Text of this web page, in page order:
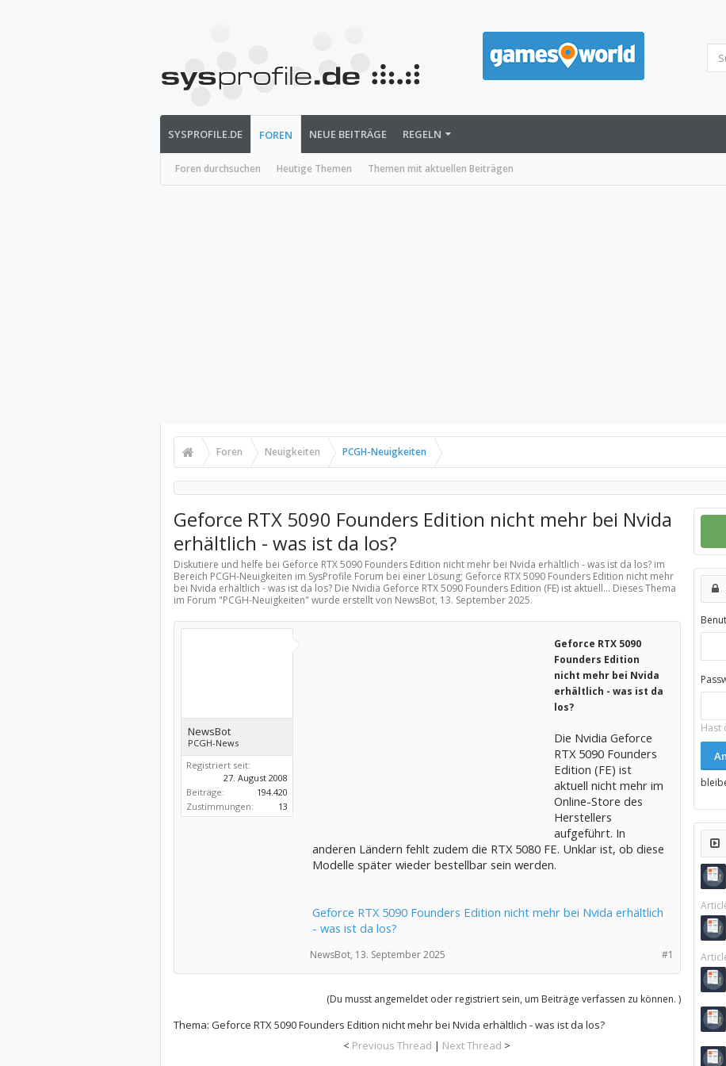
SYSPROFILE.DE FOREN
Foren durchsuchen Heutige Themen Themen mit aktuellen Beiträgen
NEUE BEITRÄGE REGELN
Foren Neuigkeiten PCGH-Neuigkeiten
Geforce RTX 5090 Founders Edition nicht mehr bei Nvida
erhältlich - was ist da los?
Diskutiere und helfe bei Geforce RTX 5090 Founders Edition nicht mehr bei Nvida erhältlich - was ist da los? im
Bereich PCGH-Neuigkeiten im SysProfile Forum bei einer Lösung; Geforce RTX 5090 Founders Edition nicht mehr
bei Nvida erhältlich - was ist da los? Die Nvidia Geforce RTX 5090 Founders Edition (FE) ist aktuell... Dieses Thema
im Forum "PCGH-Neuigkeiten" wurde erstellt von NewsBot, 13. September 2025.
NewsBot
PCGH-News
Registriert seit:
27. August 2008
Beiträge:
194.420
Zustimmungen:
13
Geforce RTX 5090
Founders Edition
nicht mehr bei Nvida
erhältlich - was ist da
los?
Die Nvidia Geforce
RTX 5090 Founders
Edition (FE) ist
aktuell nicht mehr im
Online-Store des
Herstellers
aufgeführt. In
anderen Ländern fehlt zudem die RTX 5080 FE. Unklar ist, ob diese
Modelle später wieder bestellbar sein werden.
Geforce RTX 5090 Founders Edition nicht mehr bei Nvida erhältlich
- was ist da los?
#1
NewsBot, 13. September 2025
(Du musst angemeldet oder registriert sein, um Beiträge verfassen zu können. )
Thema: Geforce RTX 5090 Founders Edition nicht mehr bei Nvida erhältlich - was ist da los?
< Previous Thread | Next Thread >
Hast